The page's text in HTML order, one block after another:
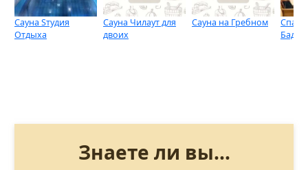
Сауна Sтудия
Отдыха
Сауна Чилаут для
двоих
Сауна на Гребном
Спа-
Знаете ли вы...